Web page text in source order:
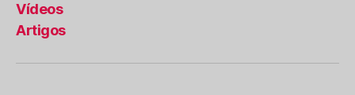
Vídeos
Artigos